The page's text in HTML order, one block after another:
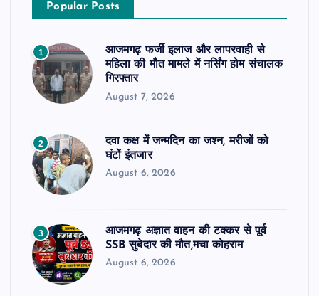
Popular Posts
1
आजमगढ़ फर्जी इलाज और लापरवाही से
महिला की मौत मामले में नर्सिंग होम संचालक
गिरफ्तार
August 7, 2026
2
दवा कक्ष में जन्मदिन का जश्न, मरीजों को
घंटों इंतजार
August 6, 2026
3
आजमगढ़ अज्ञात वाहन की टक्कर से पूर्व
SSB सुबेदार की मौत,मचा कोहराम
August 6, 2026